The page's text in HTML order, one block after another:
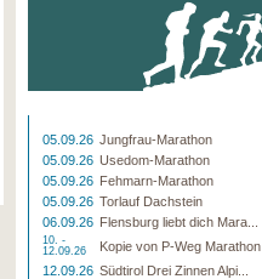
05.09.26 Jungfrau-Marathon
05.09.26 Usedom-Marathon
05.09.26 Fehmarn-Marathon
05.09.26 Torlauf Dachstein
06.09.26 Flensburg liebt dich Mara...
10. -
12.09.26
Kopie von P-Weg Marathon
12.09.26 Südtirol Drei Zinnen Alpi...